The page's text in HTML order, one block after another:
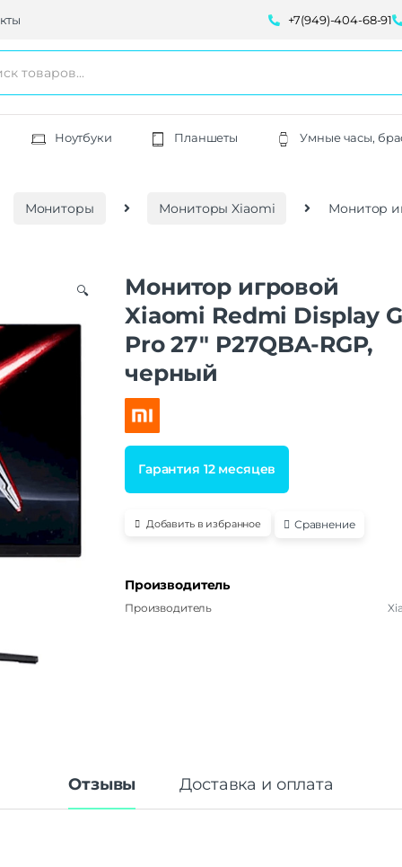
+7(949)-404-68-91
Ноутбуки Планшеты Умные часы,
Мониторы Мониторы Xiaomi Монитор
🔍
Монитор игровой
Xiaomi Redmi Display G
Pro 27″ P27QBA-RGP,
черный
Гарантия 12 месяцев
Добавить в избранное Сравнение
Производитель
Производитель
Отзывы Доставка и оплата